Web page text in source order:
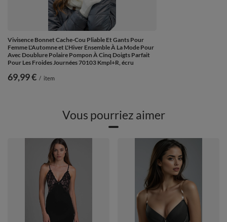
Vivisence Bonnet Cache-Cou Pliable Et Gants Pour
Femme L'Automne et L'Hiver Ensemble À La Mode Pour
Avec Doublure Polaire Pompon À Cinq Doigts Parfait
Pour Les Froides Journées 70103 Kmpl+R, écru
69,99 € / item
Vous pourriez aimer